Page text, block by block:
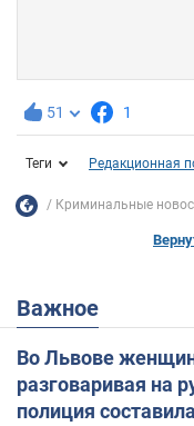
51 1
Теги Редакционная
Криминальные
Важное
Во Львове
разговаривая на
полиция